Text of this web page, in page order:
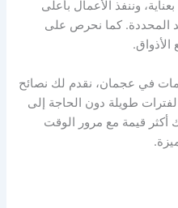
وننفذ الأعمال بأعلى
المحددة. كما نحرص على
في عجمان، نقدم لك نصائح
طويلة دون الحاجة إلى
أكثر قيمة مع مرور الوقت